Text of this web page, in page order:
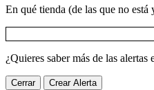
En qué tienda (de las que no está
¿Quieres saber más de las alertas
Cerrar Crear Alerta